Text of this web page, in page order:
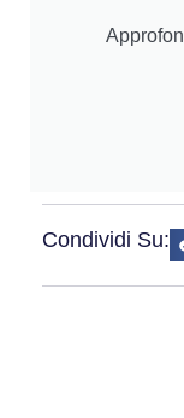
Condividi Su: